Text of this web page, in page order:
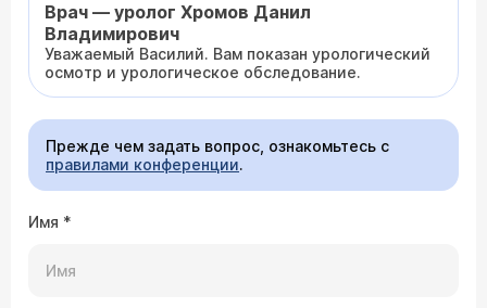
Врач — уролог Хромов Данил
Владимирович
Уважаемый Василий. Вам показан урологический
осмотр и урологическое обследование.
Прежде чем задать вопрос, ознакомьтесь с
правилами конференции.
Имя *